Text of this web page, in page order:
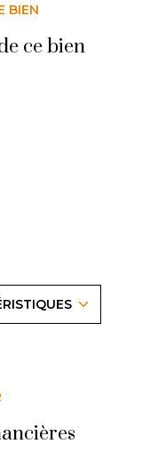
BIEN
ce bien